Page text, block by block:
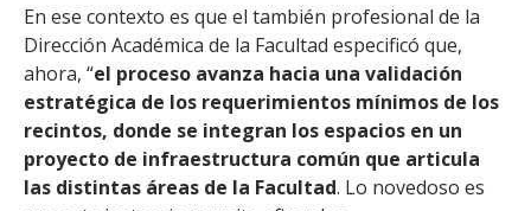
En ese contexto es que el también profesional de la
Dirección Académica de la Facultad especificó que,
ahora, “el proceso avanza hacia una validación
estratégica de los requerimientos mínimos de los
recintos, donde se integran los espacios en un
proyecto de infraestructura común que articula
las distintas áreas de la Facultad. Lo novedoso es